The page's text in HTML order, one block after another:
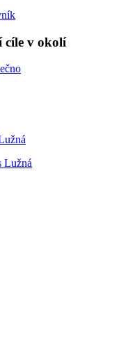
cíle v okolí
Lužná